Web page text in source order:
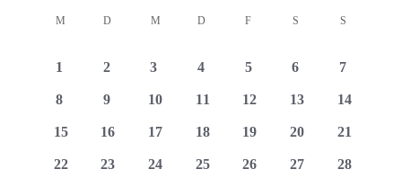
Suche
Kalender
von
Veranstaltungen
M MONTAG
DDIENSTAG
M MITTWOCH
D DONNERSTAG
F FREITAGS SAMSTAG
S
0
1
0
2
0
3
0
4
0
5
0
6
0
7
0
8
0
9
0
10
0
11
0
12
0
13
0
14
0
15
0
16
0
17
0
18
0
19
0
20
0
21
0
22
0
23
0
24
0
25
0
26
0
27
0
28